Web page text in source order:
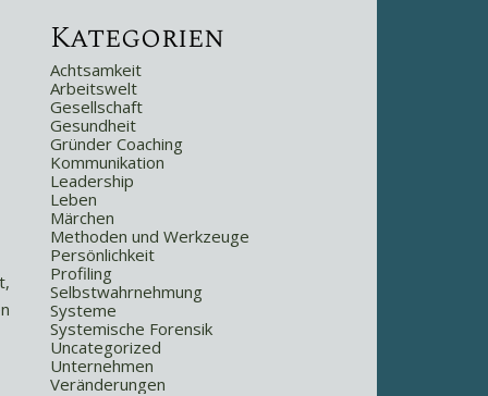
Kategorien
Achtsamkeit
Arbeitswelt
Gesellschaft
Gesundheit
Gründer Coaching
Kommunikation
Leadership
Leben
Märchen
Methoden und Werkzeuge
Persönlichkeit
Profiling
Selbstwahrnehmung
Systeme
Systemische Forensik
Uncategorized
Unternehmen
Veränderungen